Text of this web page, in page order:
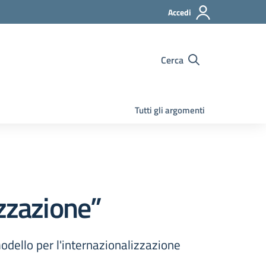
Accedi
Cerca
Tutti gli argomenti
per l'internazionalizzazione